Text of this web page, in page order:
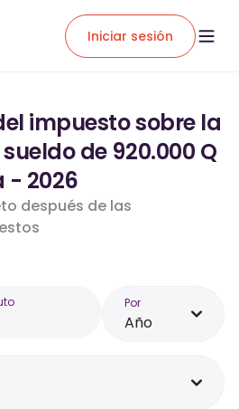
Iniciar sesión
impuesto sobre la
de 920.000 Q
- 2026
después de las
Por
Año